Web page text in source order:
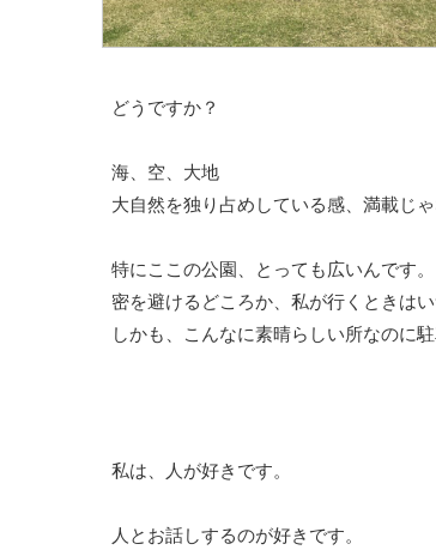
どうですか？
海、空、大地
大自然を独り占めしている感、満載じ
特にここの公園、とっても広いんです。
密を避けるどころか、私が行くときは
しかも、こんなに素晴らしい所なのに
私は、人が好きです。
人とお話しするのが好きです。